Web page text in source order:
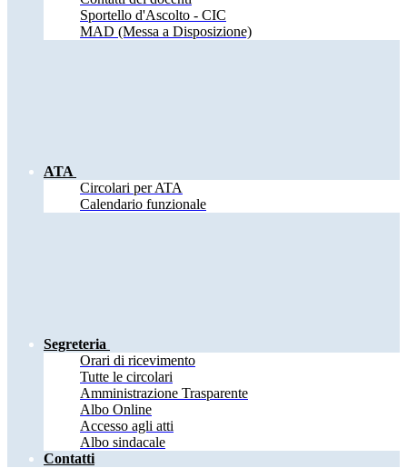
Sportello d'Ascolto - CIC
MAD (Messa a Disposizione)
ATA
Circolari per ATA
Calendario funzionale
Segreteria
Orari di ricevimento
Tutte le circolari
Amministrazione Trasparente
Albo Online
Accesso agli atti
Albo sindacale
Contatti